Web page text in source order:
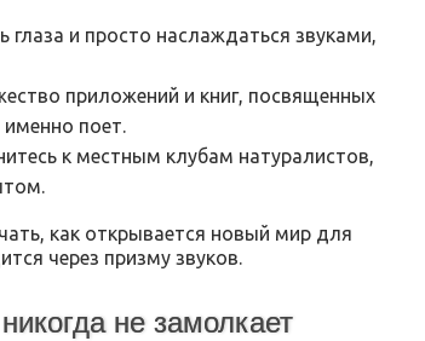
глаза и просто наслаждаться звуками,
приложений и книг, посвященных
поет.
к местным клубам натуралистов,
как открывается новый мир для
через призму звуков.
не замолкает